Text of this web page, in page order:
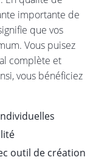
importante de
que vos
Vous puisez
complète et
vous bénéficiez
outil de création